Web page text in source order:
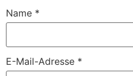
Name *
E-Mail-Adresse *